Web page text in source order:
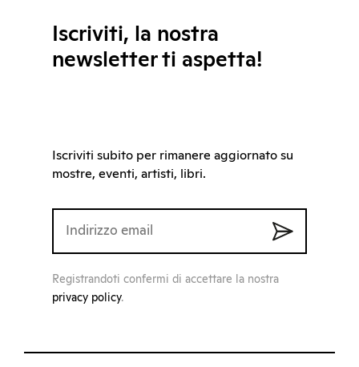
Iscriviti, la nostra
newsletter ti aspetta!
Iscriviti subito per rimanere aggiornato su
mostre, eventi, artisti, libri.
Registrandoti confermi di accettare la nostra
privacy policy.